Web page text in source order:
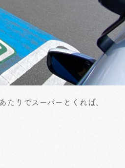
りでスーパーとくれば、